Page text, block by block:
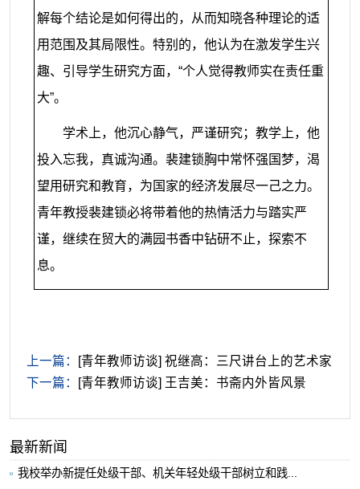
解每个结论是如何得出的，从而知晓各种理论的适
用范围及其局限性。特别的，他认为在激发学生兴
趣、引导学生研究方面，“个人觉得教师实在责任重
大”。
学术上，他沉心静气，严谨研究；教学上，他
投入忘我，真诚沟通。裴建锁胸中常怀强国梦，渴
望用研究和教育，为国家的经济发展尽一己之力。
青年教授裴建锁必将带着他的热情活力与踏实严
谨，继续在贸大的满园书香中钻研不止，探索不
息。
上一篇：
[青年教师访谈] 祝继高：三尺讲台上的艺术家
下一篇：
[青年教师访谈] 王吉美：书斋内外皆风景
最新新闻
我校举办新提任处级干部、机关年轻处级干部树立和践...